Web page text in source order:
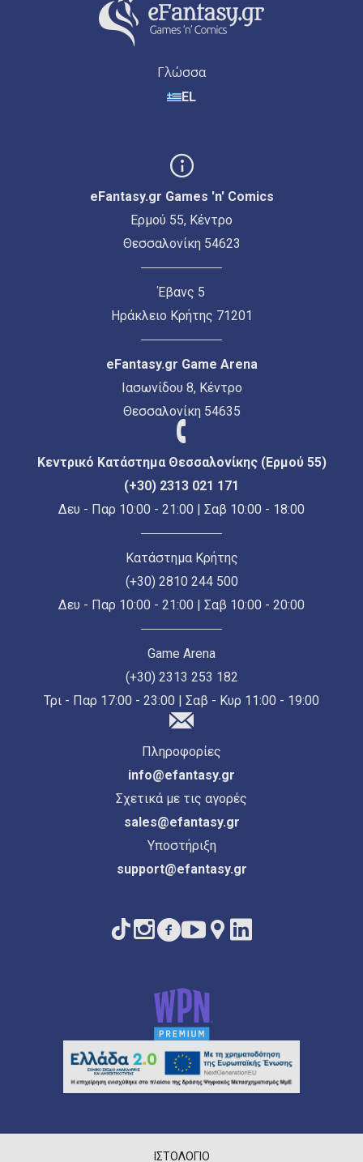
Γλώσσα
EL
eFantasy.gr Games 'n' Comics
Ερμού 55, Κέντρο
Θεσσαλονίκη 54623
Έβανς 5
Ηράκλειο Κρήτης 71201
eFantasy.gr Game Arena
Ιασωνίδου 8, Κέντρο
Θεσσαλονίκη 54635
Κεντρικό Κατάστημα Θεσσαλονίκης (Ερμού 55)
(+30) 2313 021 171
Δευ - Παρ 10:00 - 21:00 | Σαβ 10:00 - 18:00
Κατάστημα Κρήτης
(+30) 2810 244 500
Δευ - Παρ 10:00 - 21:00 | Σαβ 10:00 - 20:00
Game Arena
(+30) 2313 253 182
Τρι - Παρ 17:00 - 23:00 | Σαβ - Κυρ 11:00 - 19:00
Πληροφορίες
info@efantasy.gr
Σχετικά με τις αγορές
sales@efantasy.gr
Υποστήριξη
support@efantasy.gr
ΙΣΤΟΛΌΓΙΟ